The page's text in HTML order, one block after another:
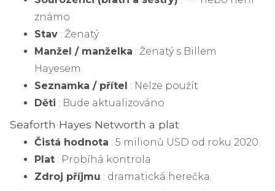
známo
Stav : Ženatý
Manžel / manželka : Ženatý s Billem
Hayesem
Seznamka / přítel : Nelze použít
Děti : Bude aktualizováno
Seaforth Hayes Networth a plat
Čistá hodnota : 5 milionů USD od roku 2020.
Plat : Probíhá kontrola
Zdroj příjmu : dramatická herečka.